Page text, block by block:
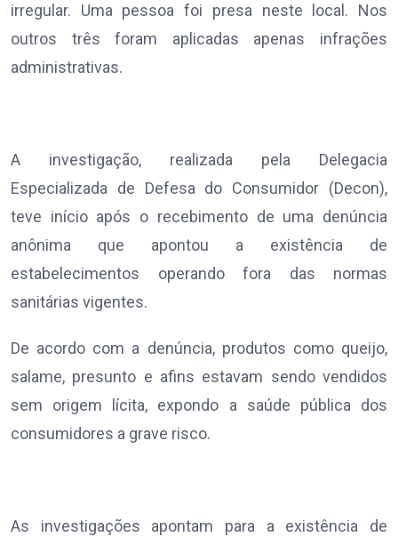
irregular. Uma pessoa foi presa neste local. Nos
outros três foram aplicadas apenas infrações
administrativas.
A investigação, realizada pela Delegacia
Especializada de Defesa do Consumidor (Decon),
teve início após o recebimento de uma denúncia
anônima que apontou a existência de
estabelecimentos operando fora das normas
sanitárias vigentes.
De acordo com a denúncia, produtos como queijo,
salame, presunto e afins estavam sendo vendidos
sem origem lícita, expondo a saúde pública dos
consumidores a grave risco.
As investigações apontam para a existência de